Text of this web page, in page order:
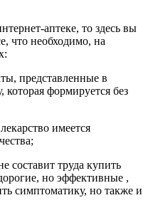
аптеке, то здесь вы
что необходимо, на
представленные в
формируется без
имеется
составит труда купить
но эффективные ,
симптоматику, но также и